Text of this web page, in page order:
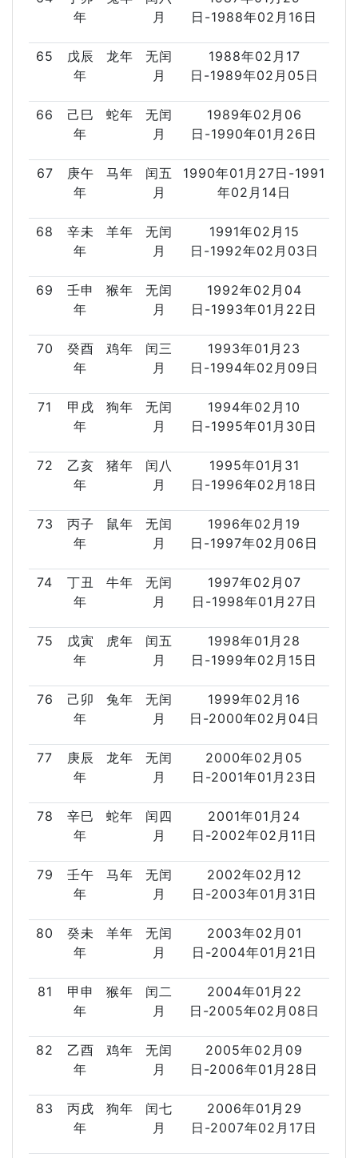
年
月
日-1988年02月16日
65
戊辰
年
龙年
无闰
月
1988年02月17
日-1989年02月05日
66
己巳
年
蛇年
无闰
月
1989年02月06
日-1990年01月26日
67
庚午
年
马年
闰五
月
1990年01月27日-1991
年02月14日
68
辛未
年
羊年
无闰
月
1991年02月15
日-1992年02月03日
69
壬申
年
猴年
无闰
月
1992年02月04
日-1993年01月22日
70
癸酉
年
鸡年
闰三
月
1993年01月23
日-1994年02月09日
71
甲戌
年
狗年
无闰
月
1994年02月10
日-1995年01月30日
72
乙亥
年
猪年
闰八
月
1995年01月31
日-1996年02月18日
73
丙子
年
鼠年
无闰
月
1996年02月19
日-1997年02月06日
74
丁丑
年
牛年
无闰
月
1997年02月07
日-1998年01月27日
75
戊寅
年
虎年
闰五
月
1998年01月28
日-1999年02月15日
76
己卯
年
兔年
无闰
月
1999年02月16
日-2000年02月04日
77
庚辰
年
龙年
无闰
月
2000年02月05
日-2001年01月23日
78
辛巳
年
蛇年
闰四
月
2001年01月24
日-2002年02月11日
79
壬午
年
马年
无闰
月
2002年02月12
日-2003年01月31日
80
癸未
年
羊年
无闰
月
2003年02月01
日-2004年01月21日
81
甲申
年
猴年
闰二
月
2004年01月22
日-2005年02月08日
82
乙酉
年
鸡年
无闰
月
2005年02月09
日-2006年01月28日
83
丙戌
年
狗年
闰七
月
2006年01月29
日-2007年02月17日